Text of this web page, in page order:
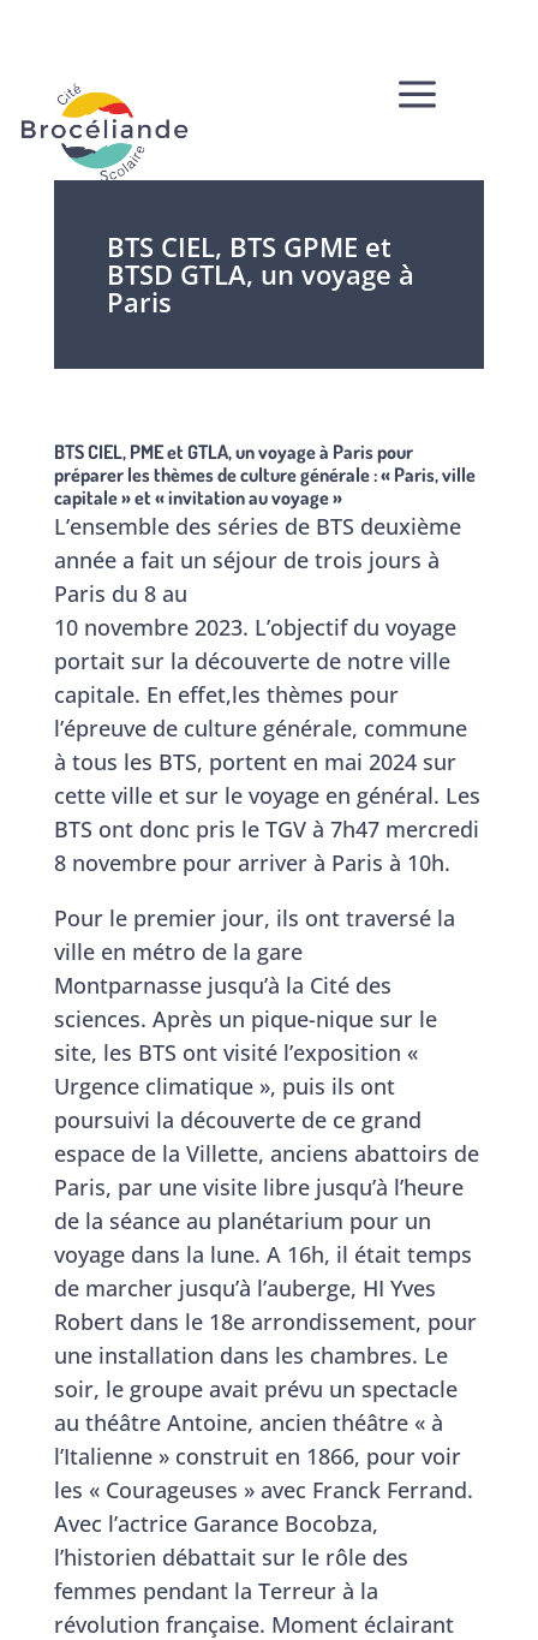
a
BTS CIEL, BTS GPME et
BTSD GTLA, un voyage à
Paris
BTS CIEL, PME et GTLA, un voyage à Paris pour
préparer les thèmes de culture générale : « Paris, ville
capitale » et « invitation au voyage »
L’ensemble des séries de BTS deuxième
année a fait un séjour de trois jours à
Paris du 8 au
10 novembre 2023. L’objectif du voyage
portait sur la découverte de notre ville
capitale. En effet,les thèmes pour
l’épreuve de culture générale, commune
à tous les BTS, portent en mai 2024 sur
cette ville et sur le voyage en général. Les
BTS ont donc pris le TGV à 7h47 mercredi
8 novembre pour arriver à Paris à 10h.
Pour le premier jour, ils ont traversé la
ville en métro de la gare
Montparnasse jusqu’à la Cité des
sciences. Après un pique-nique sur le
site, les BTS ont visité l’exposition «
Urgence climatique », puis ils ont
poursuivi la découverte de ce grand
espace de la Villette, anciens abattoirs de
Paris, par une visite libre jusqu’à l’heure
de la séance au planétarium pour un
voyage dans la lune. A 16h, il était temps
de marcher jusqu’à l’auberge, HI Yves
Robert dans le 18e arrondissement, pour
une installation dans les chambres. Le
soir, le groupe avait prévu un spectacle
au théâtre Antoine, ancien théâtre « à
l’Italienne » construit en 1866, pour voir
les « Courageuses » avec Franck Ferrand.
Avec l’actrice Garance Bocobza,
l’historien débattait sur le rôle des
femmes pendant la Terreur à la
révolution française. Moment éclairant